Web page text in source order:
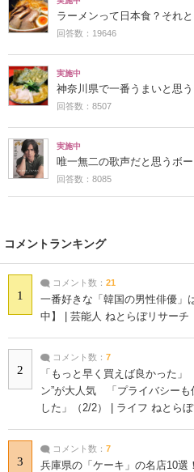
ラーメンって日本食？それ
回答数：19646
実施中
神奈川県で一番うまいと思
回答数：8507
実施中
唯一無二の歌声だと思うボ
回答数：8085
コメントランキング
1
コメント数： 21
一番好きな「韓国の男性俳優」
中】 | 芸能人 ねとらぼリサーチ
2
コメント数： 7
「もっと早く買えば良かった
ン”が大人気 「プライバシーも
した」（2/2） | ライフ ねとら
3
コメント数： 7
兵庫県の「ケーキ」の名店10